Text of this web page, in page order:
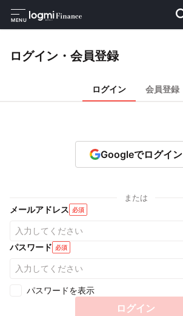
MENU
ログイン・会員登録
ログイン 会員登録
Googleでログイン
または
メールアドレス 必須
パスワード 必須
パスワードを表示
ログイン